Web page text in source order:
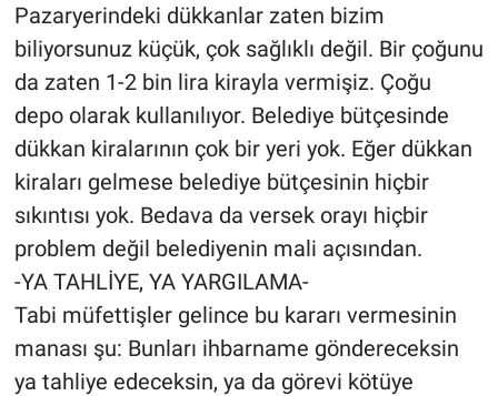
Pazaryerindeki dükkanlar zaten bizim
biliyorsunuz küçük, çok sağlıklı değil. Bir çoğunu
da zaten 1-2 bin lira kirayla vermişiz. Çoğu
depo olarak kullanılıyor. Belediye bütçesinde
dükkan kiralarının çok bir yeri yok. Eğer dükkan
kiraları gelmese belediye bütçesinin hiçbir
sıkıntısı yok. Bedava da versek orayı hiçbir
problem değil belediyenin mali açısından.
-YA TAHLİYE, YA YARGILAMA-
Tabi müfettişler gelince bu kararı vermesinin
manası şu: Bunları ihbarname göndereceksin
ya tahliye edeceksin, ya da görevi kötüye